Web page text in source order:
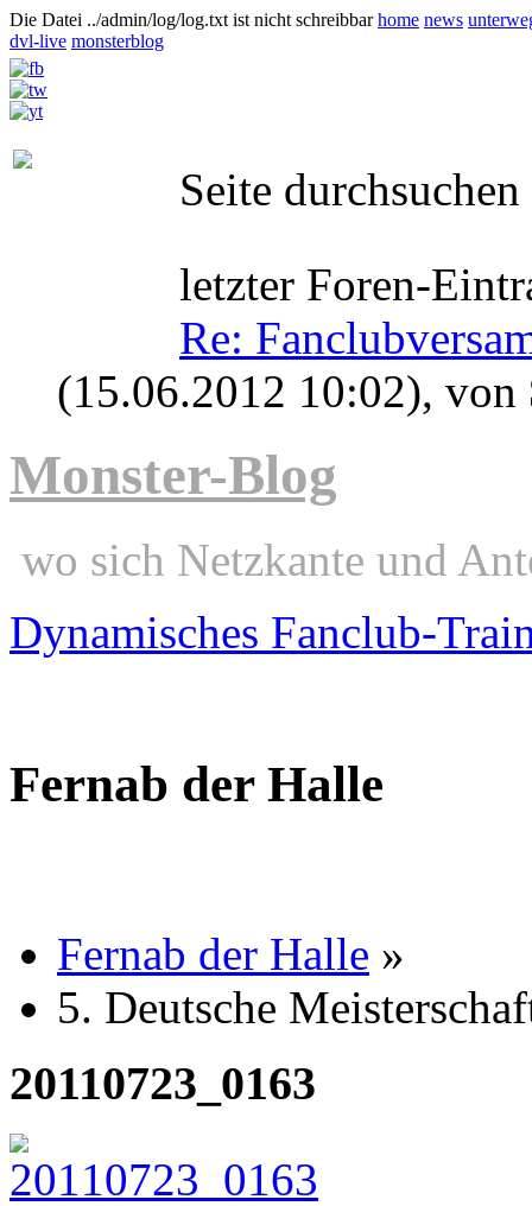
Die Datei ../admin/log/log.txt ist nicht schreibbarhome news
dvl-live monsterblog
Seite durchsuchen
letzter Foren-
Re:
(15.06.2012 10:02), von
Monster-Blog
wo sich Netzkante und
Dynamisches Fanclub-
Fernab der Halle
Fernab der Halle »
5. Deutsche
20110723_0163